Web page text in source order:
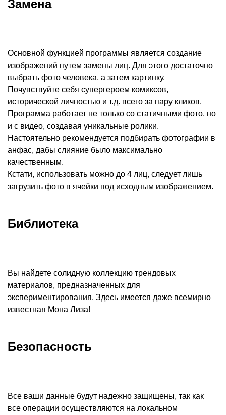
Замена
Основной функцией программы является создание
изображений путем замены лиц. Для этого достаточно
выбрать фото человека, а затем картинку.
Почувствуйте себя супергероем комиксов,
исторической личностью и т.д. всего за пару кликов.
Программа работает не только со статичными фото, но
и с видео, создавая уникальные ролики.
Настоятельно рекомендуется подбирать фотографии в
анфас, дабы слияние было максимально
качественным.
Кстати, использовать можно до 4 лиц, следует лишь
загрузить фото в ячейки под исходным изображением.
Библиотека
Вы найдете солидную коллекцию трендовых
материалов, предназначенных для
экспериментирования. Здесь имеется даже всемирно
известная Мона Лиза!
Безопасность
Все ваши данные будут надежно защищены, так как
все операции осуществляются на локальном